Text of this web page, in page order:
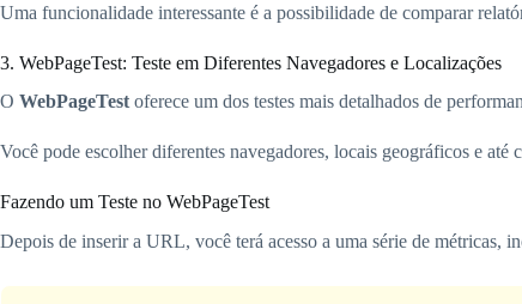
Uma funcionalidade interessante é a possibilidade de comparar
3. WebPageTest: Teste em Diferentes Navegadores e Localizações
O WebPageTest oferece um dos testes mais detalhados de
Você pode escolher diferentes navegadores, locais geográficos e
Fazendo um Teste no WebPageTest
Depois de inserir a URL, você terá acesso a uma série de métricas,